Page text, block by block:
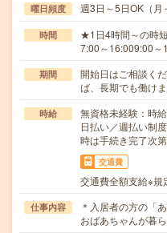
曜日頻度 週3日～5日OK（
時間
★1日4時間～の時
7:00～16:009:00
期間
開始日はご相談
ば、長期でも働けま
時給
無資格未経験：時
日払い／週払い制
時は手続き完了次
交通費
交通費全額支給※規
仕事内容
＊入居者の方の「
おばあちゃんが暮